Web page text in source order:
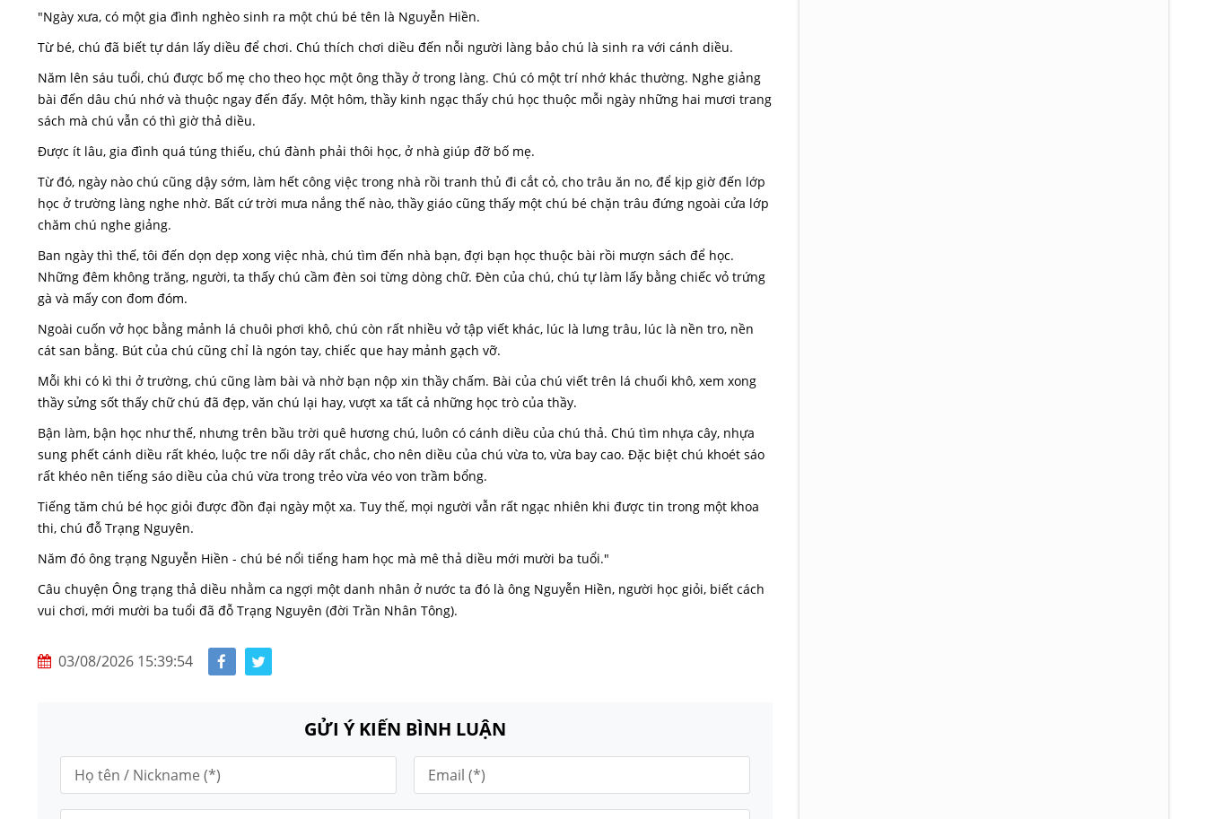
"Ngày xưa, có một gia đình nghèo sinh ra một chú bé tên là Nguyễn Hiền.
Từ bé, chú đã biết tự dán lấy diều để chơi. Chú thích chơi diều đến nỗi người làng bảo chú là sinh ra với cánh diều.
Năm lên sáu tuổi, chú được bố mẹ cho theo học một ông thầy ở trong làng. Chú có một trí nhớ khác thường. Nghe giảng
bài đến dâu chú nhớ và thuộc ngay đến đấy. Một hôm, thầy kinh ngạc thấy chú học thuộc mỗi ngày những hai mươi trang
sách mà chú vẫn có thì giờ thả diều.
Được ít lâu, gia đình quá túng thiếu, chú đành phải thôi học, ở nhà giúp đỡ bố mẹ.
Từ đó, ngày nào chú cũng dậy sớm, làm hết công việc trong nhà rồi tranh thủ đi cắt cỏ, cho trâu ăn no, để kịp giờ đến lớp
học ở trường làng nghe nhờ. Bất cứ trời mưa nắng thế nào, thầy giáo cũng thấy một chú bé chặn trâu đứng ngoài cửa lớp
chăm chú nghe giảng.
Ban ngày thì thế, tôi đến dọn dẹp xong việc nhà, chú tìm đến nhà bạn, đợi bạn học thuộc bài rồi mượn sách để học.
Những đêm không trăng, người, ta thấy chú cầm đèn soi từng dòng chữ. Đèn của chú, chú tự làm lấy bằng chiếc vỏ trứng
gà và mấy con đom đóm.
Ngoài cuốn vở học bằng mảnh lá chuôi phơi khô, chú còn rất nhiều vở tập viết khác, lúc là lưng trâu, lúc là nền tro, nền
cát san bằng. Bút của chú cũng chỉ là ngón tay, chiếc que hay mảnh gạch vỡ.
Mỗi khi có kì thi ở trường, chú cũng làm bài và nhờ bạn nộp xin thầy chấm. Bài của chú viết trên lá chuối khô, xem xong
thầy sửng sốt thấy chữ chú đã đẹp, văn chú lại hay, vượt xa tất cả những học trò của thầy.
Bận làm, bận học như thế, nhưng trên bầu trời quê hương chú, luôn có cánh diều của chú thả. Chú tìm nhựa cây, nhựa
sung phết cánh diều rất khéo, luộc tre nối dây rất chắc, cho nên diều của chú vừa to, vừa bay cao. Đặc biệt chú khoét sáo
rất khéo nên tiếng sáo diều của chú vừa trong trẻo vừa véo von trầm bổng.
Tiếng tăm chú bé học giỏi được đồn đại ngày một xa. Tuy thế, mọi người vẫn rất ngạc nhiên khi được tin trong một khoa
thi, chú đỗ Trạng Nguyên.
Năm đó ông trạng Nguyễn Hiền - chú bé nổi tiếng ham học mà mê thả diều mới mười ba tuổi."
Câu chuyện Ông trạng thả diều nhằm ca ngợi một danh nhân ở nước ta đó là ông Nguyễn Hiền, người học giỏi, biết cách
vui chơi, mới mười ba tuổi đã đỗ Trạng Nguyên (đời Trần Nhân Tông).
03/08/2026 15:39:54
GỬI Ý KIẾN BÌNH LUẬN